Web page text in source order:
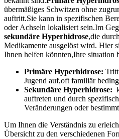
übermäßiges Schwitzen ohne
auftritt.Sie kann in spezifischen
⁣oder Achseln lokalisiert sein.Im
sekundäre Hyperhidrose,die
Medikamente ausgelöst wird.‌ Hier
⁤Ihnen helfen könnten,Ihre situation
Primäre Hyperhidrose:
Jugend auf,oft familiär⁤
Sekundäre Hyperhidrose:
auftreten und durch
Veränderungen oder
Um Ihnen die⁤ Verständnis zu
Übersicht zu‍ den verschiedenen